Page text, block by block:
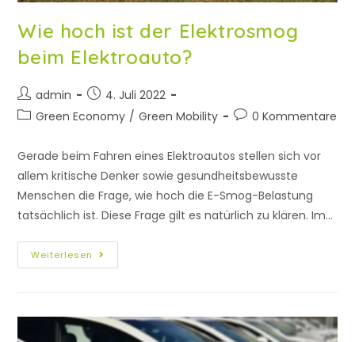
Wie hoch ist der Elektrosmog
beim Elektroauto?
admin
4. Juli 2022
Green Economy / Green Mobility 0 Kommentare
Gerade beim Fahren eines Elektroautos stellen sich vor
allem kritische Denker sowie gesundheitsbewusste
Menschen die Frage, wie hoch die E-Smog-Belastung
tatsächlich ist. Diese Frage gilt es natürlich zu klären. Im…
Weiterlesen